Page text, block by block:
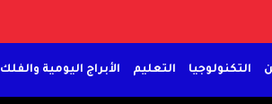
التكنولوجيا التعليم الأبراج اليومية والفلك